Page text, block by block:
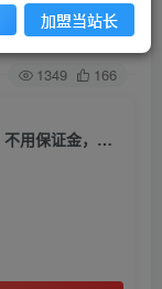
关注 私信
1349 166
2023本地生活团购达人课程，简单易上手，不用保证金，普通人也可以弯道超车
加盟当站长